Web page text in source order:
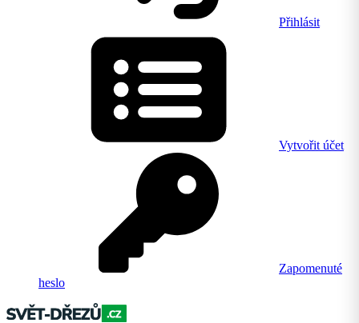
Přihlásit
Vytvořit účet
Zapomenuté
heslo